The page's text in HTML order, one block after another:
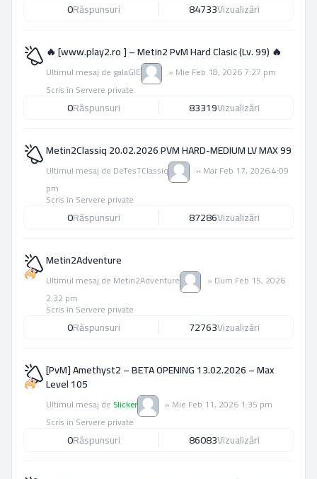
0Răspunsuri 84733Vizualizări
🔥 [www.play2.ro ] – Metin2 PvM Hard Clasic (Lv. 99) 🔥
Ultimul mesaj de galaGIE » Mie Feb 18, 2026 7:27 pm
Scris în Servere private
0Răspunsuri 83319Vizualizări
Metin2Classiq 20.02.2026 PVM HARD-MEDIUM LV MAX 99
Ultimul mesaj de DeTesTClassiq » Mar Feb 17, 2026 4:09
pm
Scris în Servere private
0Răspunsuri 87286Vizualizări
Metin2Adventure
Ultimul mesaj de Metin2Adventure » Dum Feb 15, 2026
2:32 pm
Scris în Servere private
0Răspunsuri 72763Vizualizări
[PvM] Amethyst2 – BETA OPENING 13.02.2026 – Max
Level 105
Ultimul mesaj deSlicker » Mie Feb 11, 2026 1:35 pm
Scris în Servere private
0Răspunsuri 86083Vizualizări